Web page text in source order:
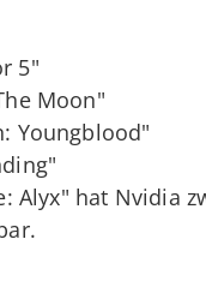
5"
Moon"
Youngblood"
Alyx" hat Nvidia